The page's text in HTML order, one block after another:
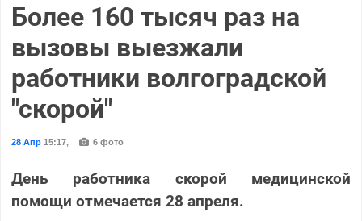
Более 160 тысяч раз на
вызовы выезжали
работники волгоградской
"скорой"
28 Апр15:17, 6 фото
День работника скорой медицинской
помощи отмечается 28 апреля.